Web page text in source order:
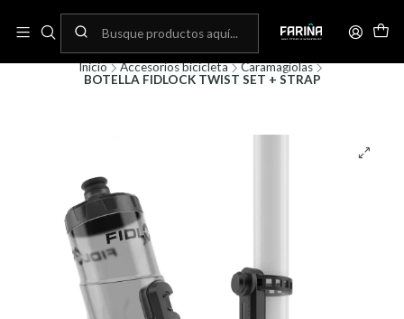
Envíos gratis por compras sobre 80.000! (No aplica para bicicletas)
Inicio Accesorios bicicleta
Caramagiolas
BOTELLA FIDLOCK TWIST SET + STRAP